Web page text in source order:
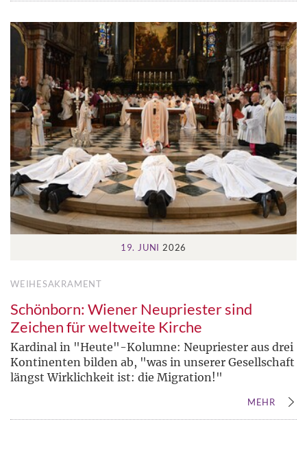
19. JUNI 2026
WEIHESAKRAMENT
Schönborn: Wiener Neupriester sind
Zeichen für weltweite Kirche
Kardinal in "Heute"-Kolumne: Neupriester aus drei
Kontinenten bilden ab, "was in unserer Gesellschaft
längst Wirklichkeit ist: die Migration!"
MEHR